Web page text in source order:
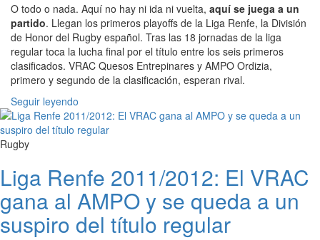
O todo o nada. Aquí no hay ni ida ni vuelta, aquí se juega a un
partido. Llegan los primeros playoffs de la Liga Renfe, la División
de Honor del Rugby español. Tras las 18 jornadas de la liga
regular toca la lucha final por el título entre los seis primeros
clasificados. VRAC Quesos Entrepinares y AMPO Ordizia,
primero y segundo de la clasificación, esperan rival.
Seguir leyendo
Rugby
Liga Renfe 2011/2012: El VRAC
gana al AMPO y se queda a un
suspiro del título regular